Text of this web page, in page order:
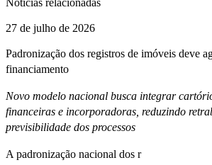
Notícias relacionadas
27 de julho de 2026
Padronização dos registros de imóveis deve
financiamento
Novo modelo nacional busca integrar
financeiras e incorporadoras, reduzindo
previsibilidade dos processos
A padronização nacional dos r